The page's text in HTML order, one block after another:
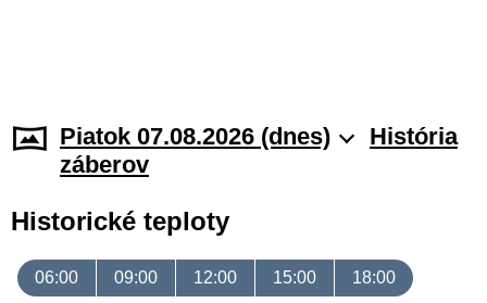
Piatok 07.08.2026 (dnes)
História
záberov
Historické teploty
06:00 09:00 12:00 15:00 18:00